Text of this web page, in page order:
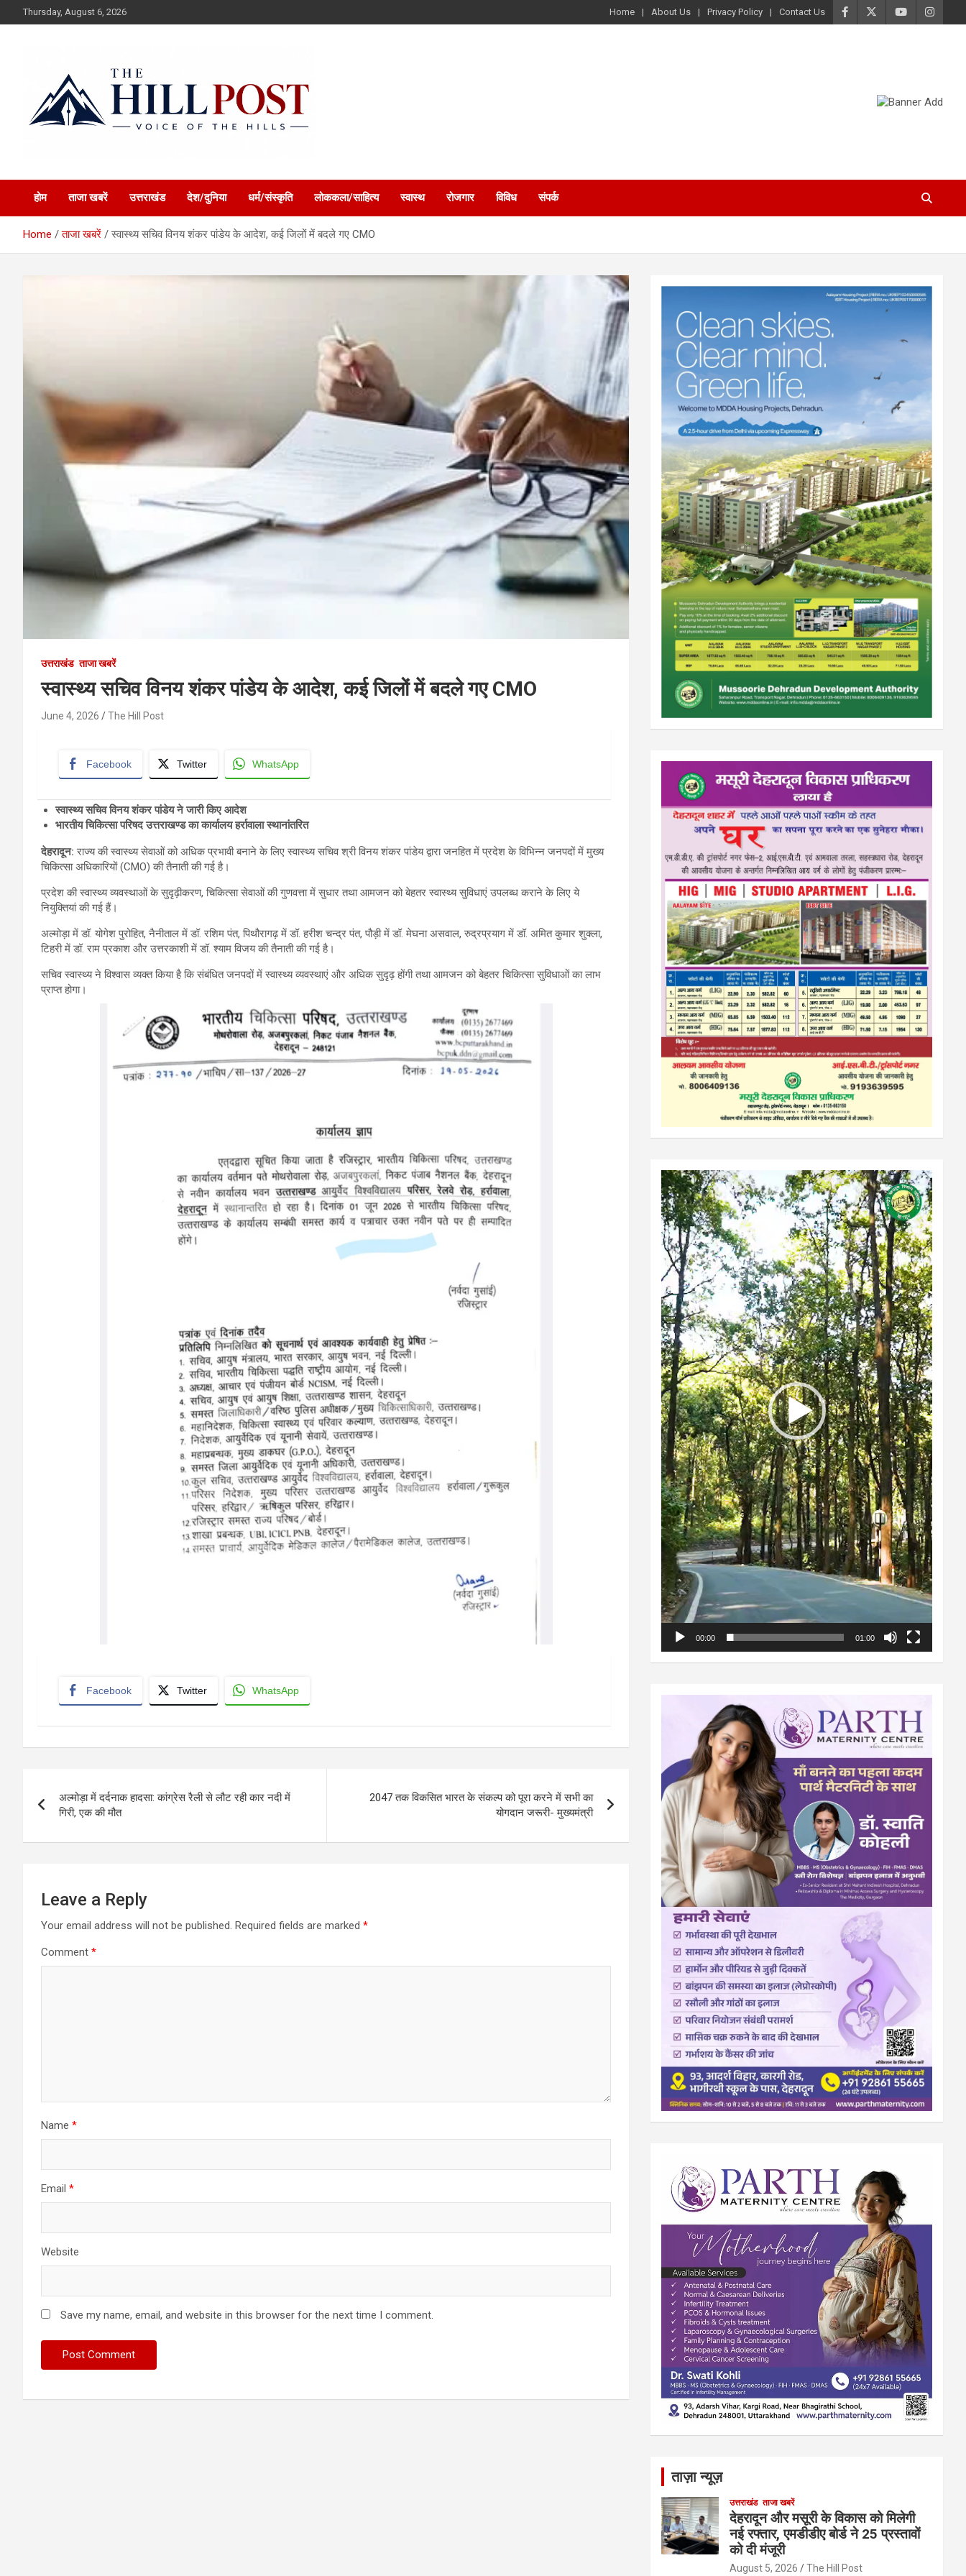
to
Thursday, August 6, 2026 Home About Us Privacy Policy Contact Us
The Hillpost
होम ताजा खबरें उत्तराखंड देश/दुनिया धर्म/संस्कृति लोककला/साहित्य स्वास्थ रोजगार विविध संपर्क
Home ताजा खबरें स्वास्थ्य सचिव विनय शंकर पांडेय के आदेश, कई जिलों में बदले गए CMO
उत्तराखंड ताजा खबरें
स्वास्थ्य सचिव विनय शंकर पांडेय के आदेश, कई जिलों में बदले गए CMO
June 4, 2026 The Hill Post
Facebook Twitter WhatsApp
स्वास्थ्य सचिव विनय शंकर पांडेय ने जारी किए आदेश
भारतीय चिकित्सा परिषद उत्तराखण्ड का कार्यालय हर्रावाला स्थानांतरित
देहरादून: राज्य की स्वास्थ्य सेवाओं को अधिक प्रभावी बनाने के लिए स्वास्थ्य सचिव श्री विनय शंकर पांडेय द्वारा जनहित में प्रदेश के विभिन्न जनपदों में मुख्य
चिकित्सा अधिकारियों (CMO) की तैनाती की गई है।
प्रदेश की स्वास्थ्य व्यवस्थाओं के सुदृढ़ीकरण, चिकित्सा सेवाओं की गुणवत्ता में सुधार तथा आमजन को बेहतर स्वास्थ्य सुविधाएं उपलब्ध कराने के लिए ये
नियुक्तियां की गई हैं।
अल्मोड़ा में डॉ. योगेश पुरोहित, नैनीताल में डॉ. रशिम पंत, पिथौरागढ़ में डॉ. हरीश चन्द्र पंत, पौड़ी में डॉ. मेघना असवाल, रुद्रप्रयाग में डॉ. अमित कुमार शुक्ला,
टिहरी में डॉ. राम प्रकाश और उत्तरकाशी में डॉ. श्याम विजय की तैनाती की गई है।
सचिव स्वास्थ्य ने विश्वास व्यक्त किया है कि संबंधित जनपदों में स्वास्थ्य व्यवस्थाएं और अधिक सुदृढ़ होंगी तथा आमजन को बेहतर चिकित्सा सुविधाओं का लाभ
प्राप्त होगा।
Facebook Twitter WhatsApp
navigation
अल्मोड़ा में दर्दनाक हादसा: कांग्रेस रैली से लौट रही कार नदी में
गिरी, एक की मौत
2047 तक विकसित भारत के संकल्प को पूरा करने में सभी का
योगदान जरूरी- मुख्यमंत्री
Leave a Reply
Your email address will not be published. Required fields are marked *
Comment *
Name *
Email *
Website
Save my name, email, and website in this browser for the next time I comment.
Video
Player
00:00 01:00
ताज़ा न्यूज़
उत्तराखंड ताजा खबरें
देहरादून और मसूरी के विकास को मिलेगी
नई रफ्तार, एमडीडीए बोर्ड ने 25 प्रस्तावों
को दी मंजूरी
August 5, 2026 The Hill Post